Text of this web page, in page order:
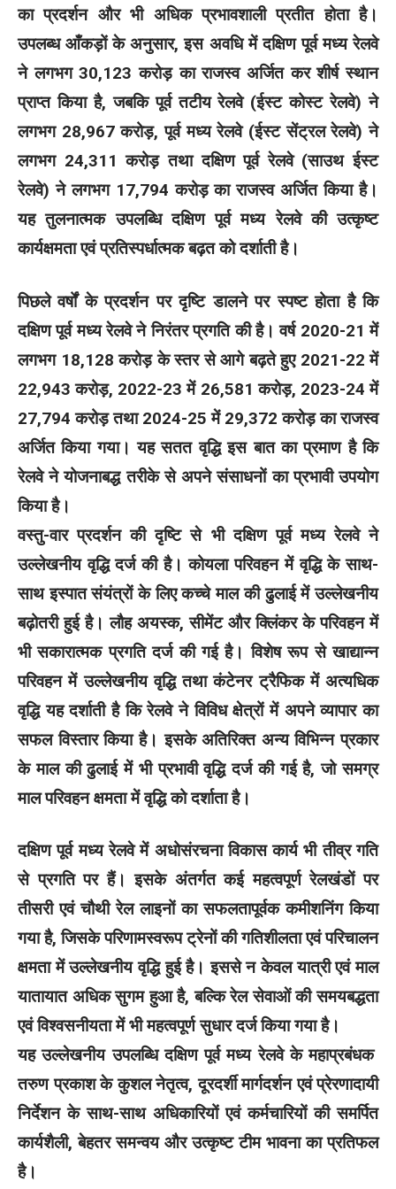
का प्रदर्शन और भी अधिक प्रभावशाली प्रतीत होता है।
उपलब्ध आँकड़ों के अनुसार, इस अवधि में दक्षिण पूर्व मध्य रेलवे
ने लगभग 30,123 करोड़ का राजस्व अर्जित कर शीर्ष स्थान
प्राप्त किया है, जबकि पूर्व तटीय रेलवे (ईस्ट कोस्ट रेलवे) ने
लगभग 28,967 करोड़, पूर्व मध्य रेलवे (ईस्ट सेंट्रल रेलवे) ने
लगभग 24,311 करोड़ तथा दक्षिण पूर्व रेलवे (साउथ ईस्ट
रेलवे) ने लगभग 17,794 करोड़ का राजस्व अर्जित किया है।
यह तुलनात्मक उपलब्धि दक्षिण पूर्व मध्य रेलवे की उत्कृष्ट
कार्यक्षमता एवं प्रतिस्पर्धात्मक बढ़त को दर्शाती है।
पिछले वर्षों के प्रदर्शन पर दृष्टि डालने पर स्पष्ट होता है कि
दक्षिण पूर्व मध्य रेलवे ने निरंतर प्रगति की है। वर्ष 2020-21 में
लगभग 18,128 करोड़ के स्तर से आगे बढ़ते हुए 2021-22 में
22,943 करोड़, 2022-23 में 26,581 करोड़, 2023-24 में
27,794 करोड़ तथा 2024-25 में 29,372 करोड़ का राजस्व
अर्जित किया गया। यह सतत वृद्धि इस बात का प्रमाण है कि
रेलवे ने योजनाबद्ध तरीके से अपने संसाधनों का प्रभावी उपयोग
किया है।
वस्तु-वार प्रदर्शन की दृष्टि से भी दक्षिण पूर्व मध्य रेलवे ने
उल्लेखनीय वृद्धि दर्ज की है। कोयला परिवहन में वृद्धि के साथ-
साथ इस्पात संयंत्रों के लिए कच्चे माल की ढुलाई में उल्लेखनीय
बढ़ोतरी हुई है। लौह अयस्क, सीमेंट और क्लिंकर के परिवहन में
भी सकारात्मक प्रगति दर्ज की गई है। विशेष रूप से खाद्यान्न
परिवहन में उल्लेखनीय वृद्धि तथा कंटेनर ट्रैफिक में अत्यधिक
वृद्धि यह दर्शाती है कि रेलवे ने विविध क्षेत्रों में अपने व्यापार का
सफल विस्तार किया है। इसके अतिरिक्त अन्य विभिन्न प्रकार
के माल की ढुलाई में भी प्रभावी वृद्धि दर्ज की गई है, जो समग्र
माल परिवहन क्षमता में वृद्धि को दर्शाता है।
दक्षिण पूर्व मध्य रेलवे में अधोसंरचना विकास कार्य भी तीव्र गति
से प्रगति पर हैं। इसके अंतर्गत कई महत्वपूर्ण रेलखंडों पर
तीसरी एवं चौथी रेल लाइनों का सफलतापूर्वक कमीशनिंग किया
गया है, जिसके परिणामस्वरूप ट्रेनों की गतिशीलता एवं परिचालन
क्षमता में उल्लेखनीय वृद्धि हुई है। इससे न केवल यात्री एवं माल
यातायात अधिक सुगम हुआ है, बल्कि रेल सेवाओं की समयबद्धता
एवं विश्वसनीयता में भी महत्वपूर्ण सुधार दर्ज किया गया है।
यह उल्लेखनीय उपलब्धि दक्षिण पूर्व मध्य रेलवे के महाप्रबंधक
तरुण प्रकाश के कुशल नेतृत्व, दूरदर्शी मार्गदर्शन एवं प्रेरणादायी
निर्देशन के साथ-साथ अधिकारियों एवं कर्मचारियों की समर्पित
कार्यशैली, बेहतर समन्वय और उत्कृष्ट टीम भावना का प्रतिफल
है।